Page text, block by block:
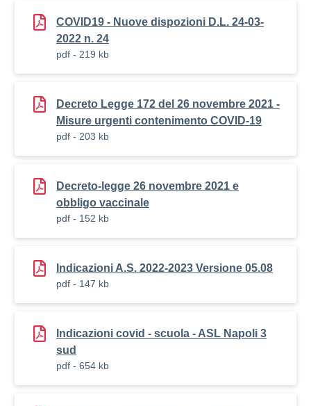
COVID19 - Nuove dispozioni D.L. 24-03-
2022 n. 24
pdf - 219 kb
Decreto Legge 172 del 26 novembre 2021 -
Misure urgenti contenimento COVID-19
pdf - 203 kb
Decreto-legge 26 novembre 2021 e
obbligo vaccinale
pdf - 152 kb
Indicazioni A.S. 2022-2023 Versione 05.08
pdf - 147 kb
Indicazioni covid - scuola - ASL Napoli 3
sud
pdf - 654 kb